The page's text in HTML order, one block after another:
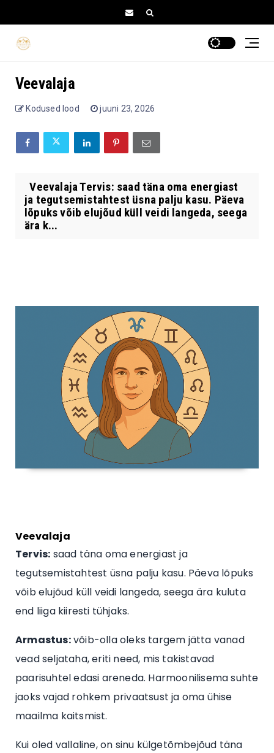
Veevalaja
Kodused lood juuni 23, 2026
Veevalaja Tervis: saad täna oma energiast
ja tegutsemistahtest üsna palju kasu. Päeva
lõpuks võib elujõud küll veidi langeda, seega
ära k...
Veevalaja
Tervis: saad täna oma energiast ja
tegutsemistahtest üsna palju kasu. Päeva lõpuks
võib elujõud küll veidi langeda, seega ära kuluta
end liiga kiiresti tühjaks.
Armastus:võib-olla oleks targem jätta vanad
vead seljataha, eriti need, mis takistavad
paarisuhtel edasi areneda. Harmoonilisema suhte
jaoks vajad rohkem privaatsust ja oma ühise
maailma kaitsmist.
Kui oled vallaline, on sinu külgetõmbejõud täna